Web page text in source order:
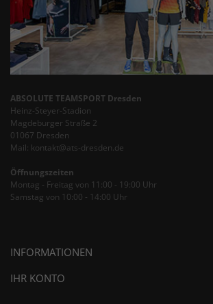
ABSOLUTE TEAMSPORT Dresden
Heinz-Steyer-Stadion
Magdeburger Straße 2
01067 Dresden
Mail: kontakt@ats-dresden.de
Öffnungszeiten
Montag - Freitag von 11:00 - 19:00 Uhr
Samstag von 10:00 - 14:00 Uhr
INFORMATIONEN
IHR KONTO